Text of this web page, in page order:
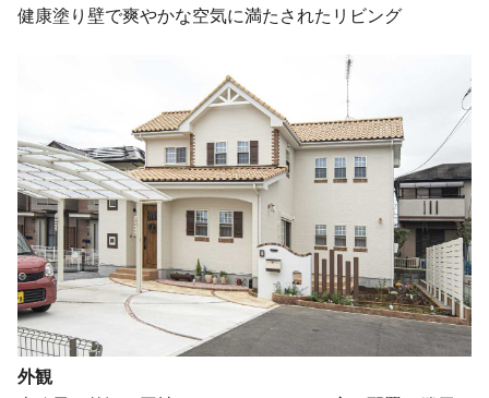
健康塗り壁で爽やかな空気に満たされたリビング
外観